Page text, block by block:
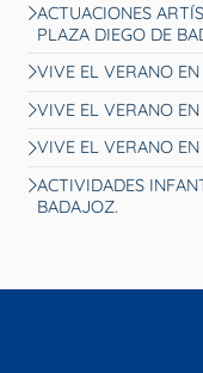
ACTUACIONES
PLAZA DIEGO DE
VIVE EL VERANO
VIVE EL VERANO
VIVE EL VERANO
ACTIVIDADES
BADAJOZ.